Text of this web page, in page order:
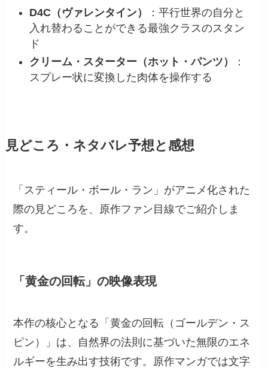
D4C（ヴァレンタイン）
：平行世界の自分と
入れ替わることができる最強クラスのスタン
ド
クリーム・スターター（ホット・パンツ）
：
スプレー状に変換した肉体を操作する
見どころ・ネタバレ予想と感想
「スティール・ボール・ラン」がアニメ化された
際の見どころを、原作ファン目線でご紹介しま
す。
「黄金の回転」の映像表現
本作の核心となる「黄金の回転（ゴールデン・ス
ピン）」は、自然界の法則に基づいた無限のエネ
ルギーを生み出す技術です。原作マンガでは文字